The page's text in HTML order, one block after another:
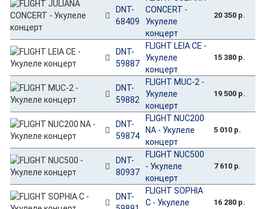
DNT-
68409
CONCERT -
Укулеле
концерт
20 350 р.
DNT-
59887
FLIGHT LEIA CE -
Укулеле
концерт
15 380 р.
DNT-
59882
FLIGHT MUC-2 -
Укулеле
концерт
19 500 р.
DNT-
59874
FLIGHT NUC200
NA - Укулеле
концерт
5 010 р.
DNT-
80937
FLIGHT NUC500
- Укулеле
концерт
7 610 р.
DNT-
FLIGHT SOPHIA
C - Укулеле
16 280 р.